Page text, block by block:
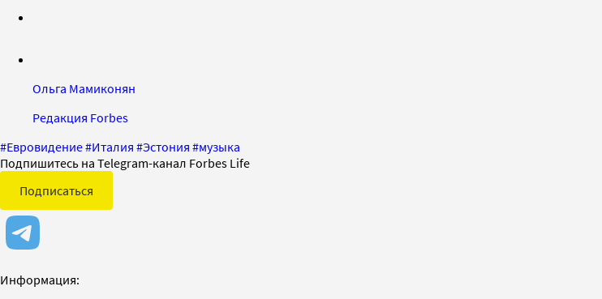
Ольга Мамиконян
Редакция Forbes
#Евровидение#Италия #Эстония #музыка
Подпишитесь на Telegram-канал Forbes Life
Подписаться
Информация: